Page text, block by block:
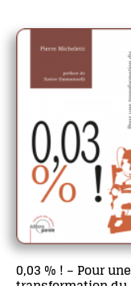
0,03 % ! – Pour une